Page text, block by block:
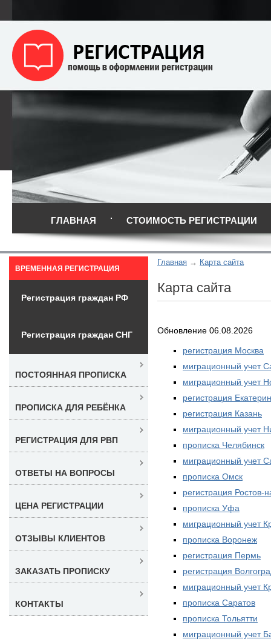
ГЛАВНАЯ СТОИМОСТЬ РЕГИСТРАЦИИ
Главная Карта сайта
Карта сайта
Обновление 06.08.2026
регистрация Москва
миграционный учет
миграционный учет
регистрация
регистрация Казань
миграционный учет
прописка Челябинск
миграционный учет
прописка Омск
регистрация Ростов-
прописка Уфа
миграционный учет
прописка Воронеж
регистрация Пермь
регистрация
миграционный учет
прописка Саратов
прописка Тольятти
миграционный учет
ВРЕМЕННАЯ РЕГИСТРАЦИЯ
Регистрация граждан РФ
Регистрация граждан СНГ
ПОСТОЯННАЯ ПРОПИСКА
ПРОПИСКА ДЛЯ РЕБЁНКА
РЕГИСТРАЦИЯ ДЛЯ РВП
ОТВЕТЫ НА ВОПРОСЫ
ЦЕНА РЕГИСТРАЦИИ
ОТЗЫВЫ КЛИЕНТОВ
ЗАКАЗАТЬ ПРОПИСКУ
КОНТАКТЫ